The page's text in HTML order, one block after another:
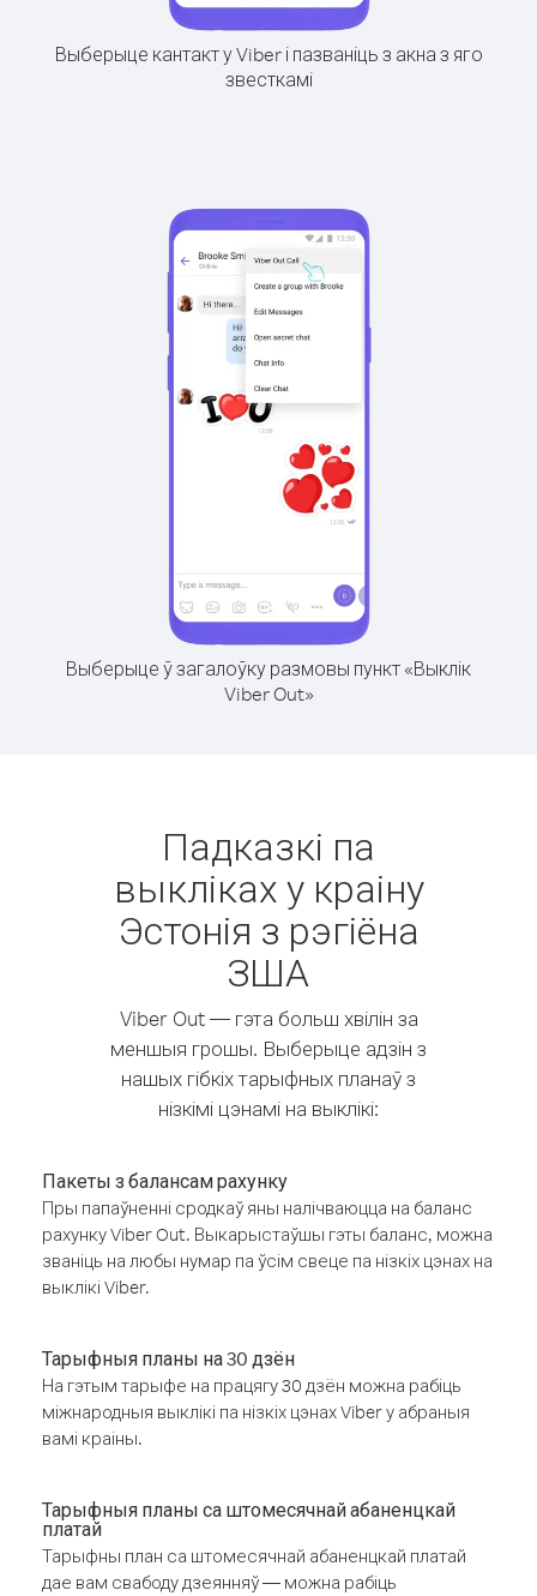
Выберыце кантакт у Viber і пазваніць з акна з яго
звесткамі
Выберыце ў загалоўку размовы пункт «Выклік
Viber Out»
Падказкі па
выкліках у краіну
Эстонія з рэгіёна
ЗША
Viber Out — гэта больш хвілін за
меншыя грошы. Выберыце адзін з
нашых гібкіх тарыфных планаў з
нізкімі цэнамі на выклікі:
Пакеты з балансам рахунку
Пры папаўненні сродкаў яны налічваюцца на баланс
рахунку Viber Out. Выкарыстаўшы гэты баланс, можна
званіць на любы нумар па ўсім свеце па нізкіх цэнах на
выклікі Viber.
Тарыфныя планы на 30 дзён
На гэтым тарыфе на працягу 30 дзён можна рабіць
міжнародныя выклікі па нізкіх цэнах Viber у абраныя
вамі краіны.
Тарыфныя планы са штомесячнай абаненцкай
платай
Тарыфны план са штомесячнай абаненцкай платай
дае вам свабоду дзеянняў — можна рабіць